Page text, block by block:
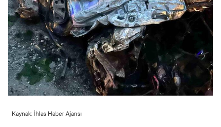
Kaynak: İhlas Haber Ajansı